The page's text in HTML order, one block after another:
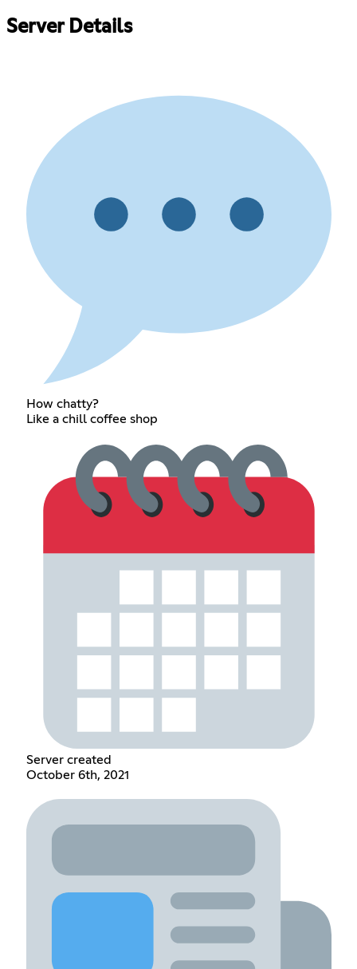
Server Details
How chatty?
Like a chill coffee shop
Server created
October 6th, 2021